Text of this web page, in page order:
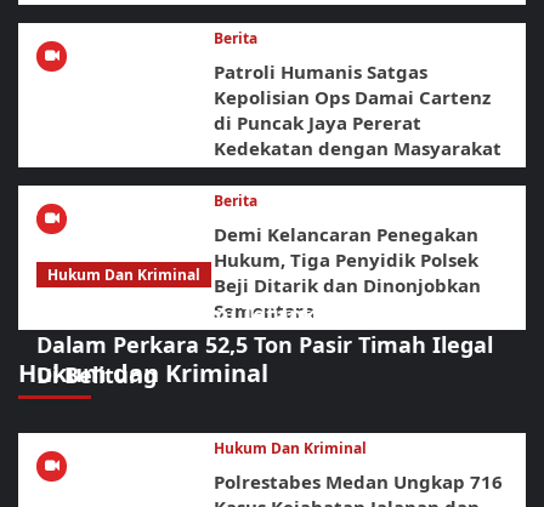
Berita
Patroli Humanis Satgas
Kepolisian Ops Damai Cartenz
di Puncak Jaya Pererat
Kedekatan dengan Masyarakat
Berita
Demi Kelancaran Penegakan
Hukum, Tiga Penyidik Polsek
Beji Ditarik dan Dinonjobkan
Sementara
Hukum dan Kriminal
Hukum Dan Kriminal
Polda Babel Resmi Tetapkan 4 Tersangka
Dalam Perkara 52,5 Ton Pasir Timah Ilegal
Di Belitung
Hukum Dan Kriminal
Polrestabes Medan Ungkap 716